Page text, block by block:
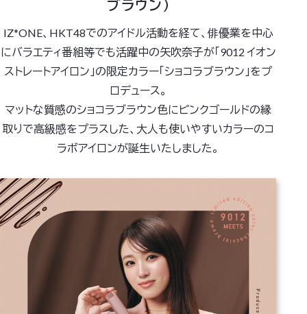
ブラウン）
IZ*ONE、HKT48でのアイドル活動を経て、俳優業を中心
にバラエティ番組等でも活躍中の矢吹奈子が「9012 イオン
ストレートアイロン」の限定カラー「ショコラブラウン」をプ
ロデュース。
マットな質感のショコラブラウン色にピンクゴールドの縁
取りで高級感をプラスした、大人も使いやすいカラーのコ
ラボアイロンが誕生いたしました。